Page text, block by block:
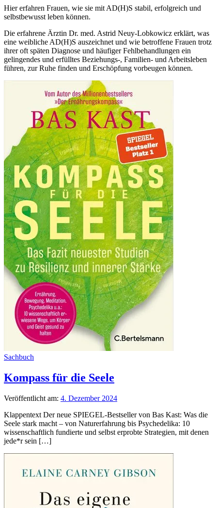
Hier erfahren Frauen, wie sie mit AD(H)S stabil, erfolgreich und
selbstbewusst leben können.
Die erfahrene Ärztin Dr. med. Astrid Neuy-Lobkowicz erklärt, was
eine weibliche AD(H)S auszeichnet und wie betroffene Frauen trotz
ihrer oft späten Diagnose und häufiger Fehlbehandlungen ein
gelingendes und erfülltes Beziehungs-, Familien- und Arbeitsleben
führen, zur Ruhe finden und Erschöpfung vorbeugen können.
Sachbuch
Kompass für die Seele
Veröffentlicht am: 4. Dezember 2024
Klappentext Der neue SPIEGEL-Bestseller von Bas Kast: Was die
Seele stark macht – von Naturerfahrung bis Psychedelika: 10
wissenschaftlich fundierte und selbst erprobte Strategien, mit denen
jede*r sein […]